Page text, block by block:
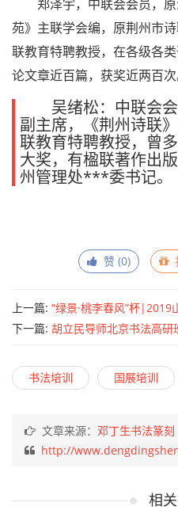
郑泽宇，中联会会员，
苑》主联学会编，原荆州市
联教育特聘教授，在各级各
论文章近百篇，获奖近两百次
吴绪松：中联会
副主席，《荆州诗联
联教育特聘教授，曾
大奖，有楹联著作出
州管理处***委书记。
赞 (0)
上一篇: “绿景·桃李春风”杯
（2019年9月30日截稿）
下一篇: 胡立民导师北京书法高
书法培训 国展培训
文章来源： 邓丁生书法篆刻
http://
相